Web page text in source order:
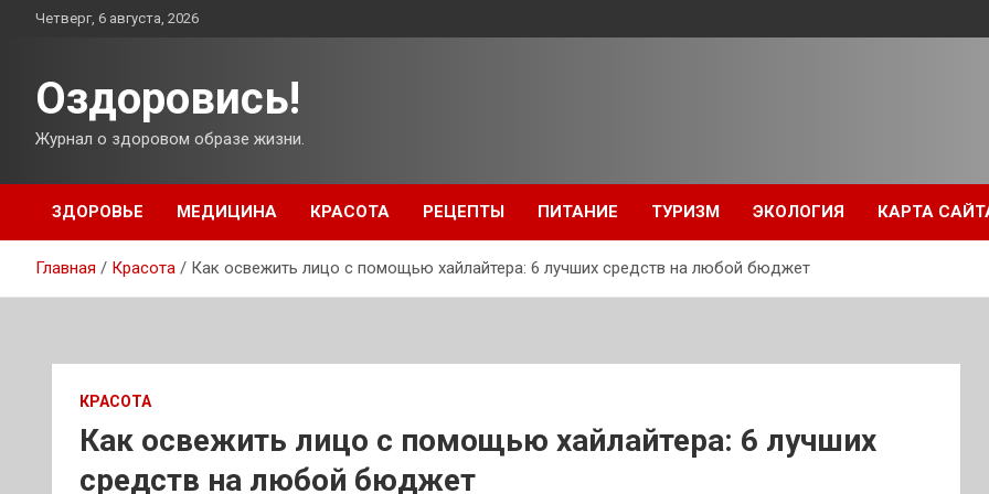
ПерейтиЧетверг, 6 августа, 2026
Оздоровись!
Журнал о здоровом образе жизни.
ЗДОРОВЬЕ МЕДИЦИНА КРАСОТА РЕЦЕПТЫ ПИТАНИЕ ТУРИЗМ ЭКОЛОГИЯ КАРТА
Главная Красота Как освежить лицо с помощью хайлайтера: 6 лучших средств на любой бюджет
КРАСОТА
Как освежить лицо с помощью хайлайтера: 6 лучших
средств на любой бюджет